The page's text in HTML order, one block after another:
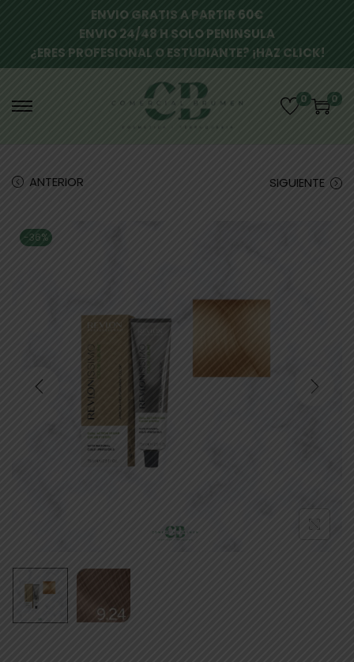
ENVIO GRATIS A PARTIR 60€
ENVIO 24/48 H SOLO PENINSULA
¿ERES PROFESIONAL O ESTUDIANTE? ¡HAZ CLICK!
0 0
ANTERIOR SIGUIENTE
-36%